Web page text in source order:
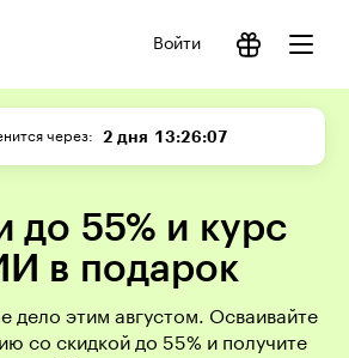
Войти
через 2 дня 13:26:07
до 55% и курс
в подарок
дело этим августом. Осваивайте
со скидкой до 55% и получите